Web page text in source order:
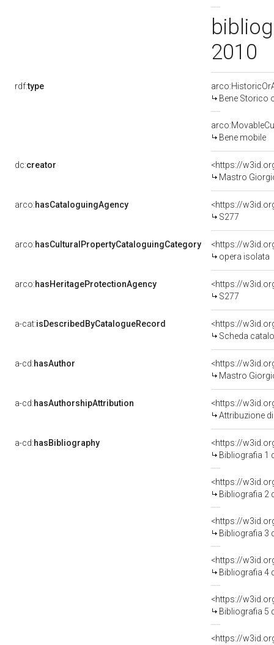
2010
rdf:type
Bene Storico
Bene mobile
dc:creator
<https://
Mastro
arco:hasCataloguingAgency
<https://
S277
arco:hasCulturalPropertyCataloguingCategory
<https://
opera isolata
arco:hasHeritageProtectionAgency
<https://
S277
a-cat:isDescribedByCatalogueRecord
<https://
Scheda
a-cd:hasAuthor
<https://
Mastro
a-cd:hasAuthorshipAttribution
<https://
Attribuzione
a-cd:hasBibliography
<https://
Bibliografia 1
<https://
Bibliografia 2
<https://
Bibliografia 3
<https://
Bibliografia 4
<https://
Bibliografia 5
<https://